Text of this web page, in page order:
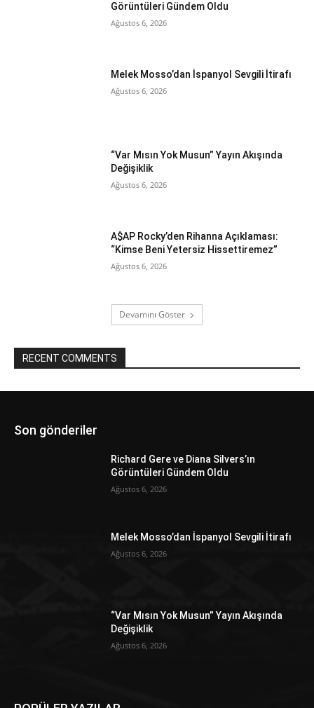
Görüntüleri Gündem Oldu
Ağustos 6, 2026
Melek Mosso’dan İspanyol Sevgili İtirafı
Ağustos 6, 2026
“Var Mısın Yok Musun” Yayın Akışında
Değişiklik
Ağustos 6, 2026
A$AP Rocky’den Rihanna Açıklaması:
“Kimse Beni Yetersiz Hissettiremez”
Ağustos 6, 2026
Devamını Göster
RECENT COMMENTS
Son gönderiler
Richard Gere ve Diana Silvers’ın
Görüntüleri Gündem Oldu
Ağustos 6, 2026
Melek Mosso’dan İspanyol Sevgili İtirafı
Ağustos 6, 2026
“Var Mısın Yok Musun” Yayın Akışında
Değişiklik
Ağustos 6, 2026